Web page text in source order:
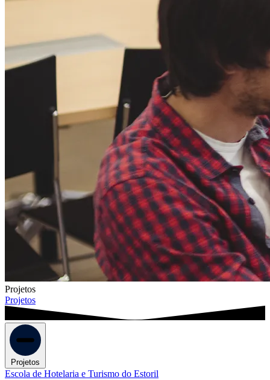
Projetos
Projetos
Projetos
Escola de Hotelaria e Turismo do Estoril